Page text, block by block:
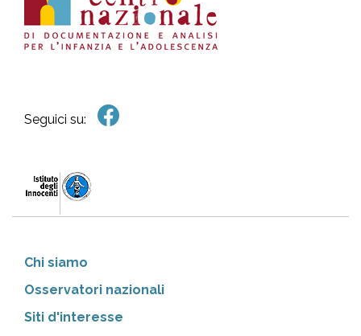
Seguici su:
Chi siamo
Osservatori nazionali
Siti d'interesse